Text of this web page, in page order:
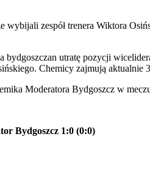
wybijali zespół trenera Wiktora
bydgoszczan utratę pozycji
Chemicy zajmują aktualnie
Moderatora Bydgoszcz w
Bydgoszcz 1:0 (0:0)